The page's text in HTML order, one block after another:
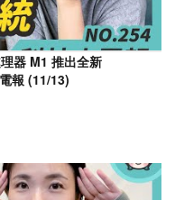
器 M1 推出全新
報 (11/13)